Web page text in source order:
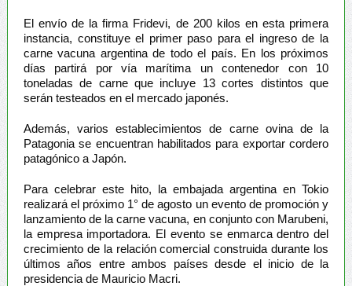
El envío de la firma Fridevi, de 200 kilos en esta primera
instancia, constituye el primer paso para el ingreso de la
carne vacuna argentina de todo el país. En los próximos
días partirá por vía marítima un contenedor con 10
toneladas de carne que incluye 13 cortes distintos que
serán testeados en el mercado japonés.
Además, varios establecimientos de carne ovina de la
Patagonia se encuentran habilitados para exportar cordero
patagónico a Japón.
Para celebrar este hito, la embajada argentina en Tokio
realizará el próximo 1° de agosto un evento de promoción y
lanzamiento de la carne vacuna, en conjunto con Marubeni,
la empresa importadora. El evento se enmarca dentro del
crecimiento de la relación comercial construida durante los
últimos años entre ambos países desde el inicio de la
presidencia de Mauricio Macri.